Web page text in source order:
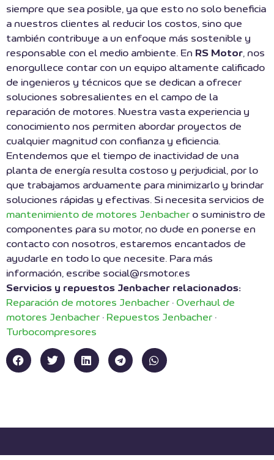
siempre que sea posible, ya que esto no solo beneficia
a nuestros clientes al reducir los costos, sino que
también contribuye a un enfoque más sostenible y
responsable con el medio ambiente. En RS Motor , nos
enorgullece contar con un equipo altamente calificado
de ingenieros y técnicos que se dedican a ofrecer
soluciones sobresalientes en el campo de la
reparación de motores. Nuestra vasta experiencia y
conocimiento nos permiten abordar proyectos de
cualquier magnitud con confianza y eficiencia.
Entendemos que el tiempo de inactividad de una
planta de energía resulta costoso y perjudicial, por lo
que trabajamos arduamente para minimizarlo y brindar
soluciones rápidas y efectivas. Si necesita servicios de
mantenimiento de motores Jenbacher o suministro de
componentes para su motor, no dude en ponerse en
contacto con nosotros, estaremos encantados de
ayudarle en todo lo que necesite. Para más
información, escribe social@rsmotor.es
Servicios y repuestos Jenbacher relacionados:
Reparación de motores Jenbacher · Overhaul de
motores Jenbacher · Repuestos Jenbacher ·
Turbocompresores